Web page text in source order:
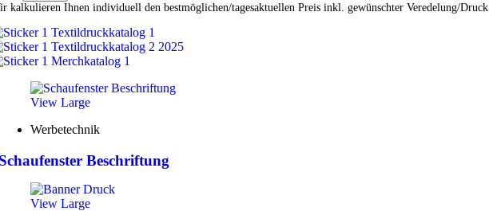
kalkulieren Ihnen individuell den bestmöglichen/tagesaktuellen Preis inkl. gewünschter Veredelung/Druck
View Large
Werbetechnik
Beschriftung
View Large